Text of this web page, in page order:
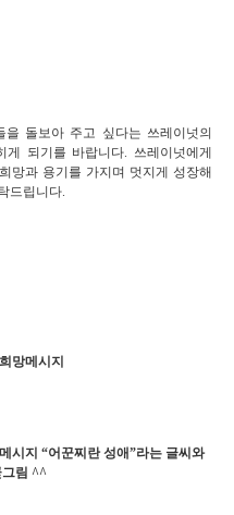
돌보아 주고 싶다는 쓰레이넛의
되기를 바랍니다. 쓰레이넛에게
망과 용기를 가지며 멋지게 성장해
드립니다.
망메시지
시지 “어꾼찌란 성애”라는 글씨와
그림 ^^